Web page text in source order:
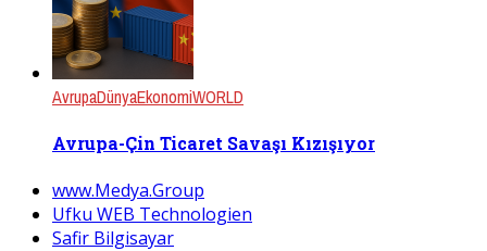
AvrupaDünyaEkonomiWORLD
Avrupa-Çin Ticaret Savaşı Kızışıyor
www.Medya.Group
Ufku WEB Technologien
Safir Bilgisayar